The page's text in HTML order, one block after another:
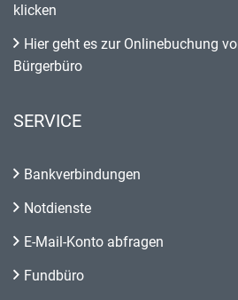
klicken
Hier geht es zur Onlinebuchung
Bürgerbüro
SERVICE
Bankverbindungen
Notdienste
E-Mail-Konto abfragen
Fundbüro